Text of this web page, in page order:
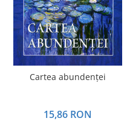
Cartea abundenţei
15,86 RON